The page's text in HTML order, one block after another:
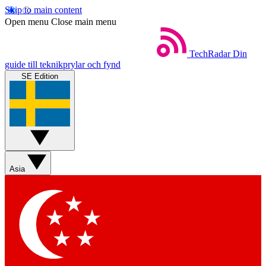
Skip to main content
Open menu Close main menu
TechRadar Din
guide till teknikprylar och fynd
SE Edition
Asia